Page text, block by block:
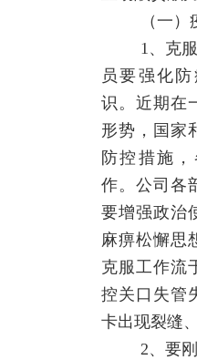
（一
1、克
员要强化
识。近期在
形势，国家
防控措施
作。公司各
要增强政治
麻痹松懈思
克服工作流
控关口失管
卡出现裂缝
2、要